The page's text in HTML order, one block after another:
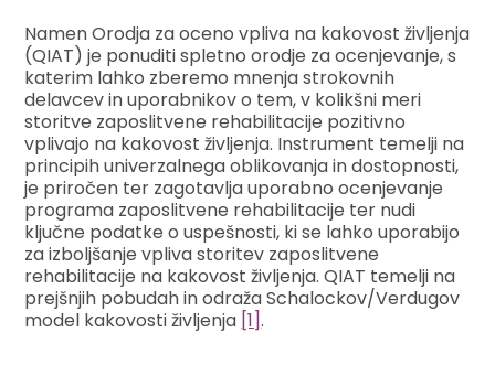
Namen Orodja za oceno vpliva na kakovost življenja
(QIAT) je ponuditi spletno orodje za ocenjevanje, s
katerim lahko zberemo mnenja strokovnih
delavcev in uporabnikov o tem, v kolikšni meri
storitve zaposlitvene rehabilitacije pozitivno
vplivajo na kakovost življenja. Instrument temelji na
principih univerzalnega oblikovanja in dostopnosti,
je priročen ter zagotavlja uporabno ocenjevanje
programa zaposlitvene rehabilitacije ter nudi
ključne podatke o uspešnosti, ki se lahko uporabijo
za izboljšanje vpliva storitev zaposlitvene
rehabilitacije na kakovost življenja. QIAT temelji na
prejšnjih pobudah in odraža Schalockov/Verdugov
model kakovosti življenja [1].